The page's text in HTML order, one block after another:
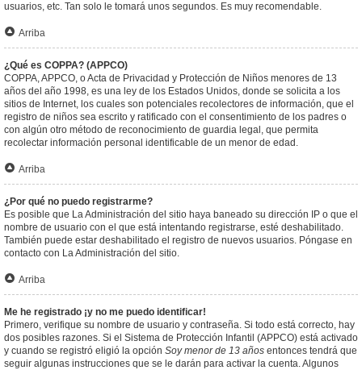
usuarios, etc. Tan solo le tomará unos segundos. Es muy recomendable.
Arriba
¿Qué es COPPA? (APPCO)
COPPA, APPCO, o Acta de Privacidad y Protección de Niños menores de 13
años del año 1998, es una ley de los Estados Unidos, donde se solicita a los
sitios de Internet, los cuales son potenciales recolectores de información, que el
registro de niños sea escrito y ratificado con el consentimiento de los padres o
con algún otro método de reconocimiento de guardia legal, que permita
recolectar información personal identificable de un menor de edad.
Arriba
¿Por qué no puedo registrarme?
Es posible que La Administración del sitio haya baneado su dirección IP o que el
nombre de usuario con el que está intentando registrarse, esté deshabilitado.
También puede estar deshabilitado el registro de nuevos usuarios. Póngase en
contacto con La Administración del sitio.
Arriba
Me he registrado ¡y no me puedo identificar!
Primero, verifique su nombre de usuario y contraseña. Si todo está correcto, hay
dos posibles razones. Si el Sistema de Protección Infantil (APPCO) está activado
y cuando se registró eligió la opción Soy menor de 13 años entonces tendrá que
seguir algunas instrucciones que se le darán para activar la cuenta. Algunos